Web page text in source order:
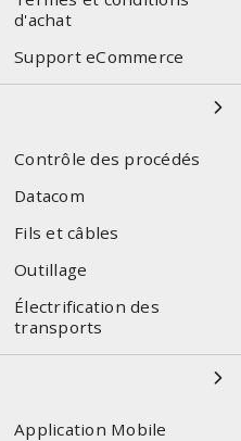
d'achat
Support eCommerce
Contrôle des procédés
Datacom
Fils et câbles
Outillage
Électrification des
transports
Application Mobile